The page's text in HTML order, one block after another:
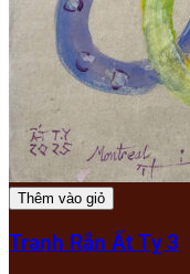
Thêm vào giỏ
Tranh Rắn Ất Tỵ 3